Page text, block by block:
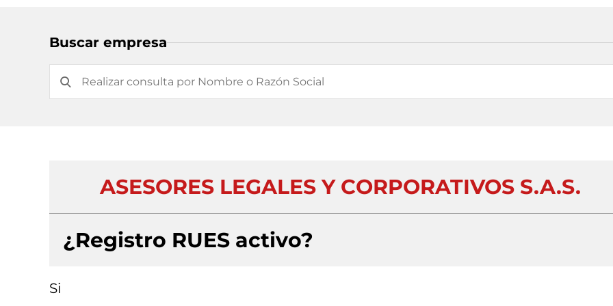
Buscar empresa
ASESORES LEGALES Y CORPORATIVOS S.A.S.
¿Registro RUES activo?
Si